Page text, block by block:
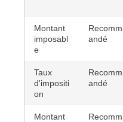
Montant
imposabl
e
Recomm
andé
Taux
d'impositi
on
Recomm
andé
Montant
Recomm